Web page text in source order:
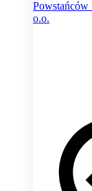
Powstańców
o.o.